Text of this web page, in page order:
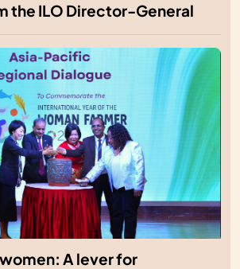
the ILO Director-General
A lever for